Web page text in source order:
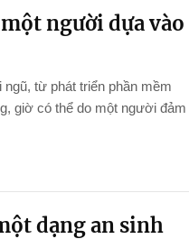
người dựa vào
từ phát triển phần mềm
giờ có thể do một người đảm
dạng an sinh